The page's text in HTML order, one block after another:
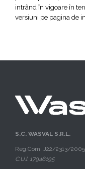
intrând în vigoare în
versiuni pe pagina de
S.C. WASVAL S.R.L.
Reg.Com. J22/2313/2005
C.U.I. 17946195